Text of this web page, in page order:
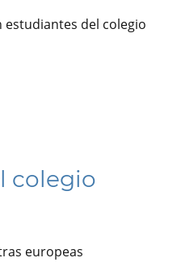
estudiantes del colegio
colegio
europeas